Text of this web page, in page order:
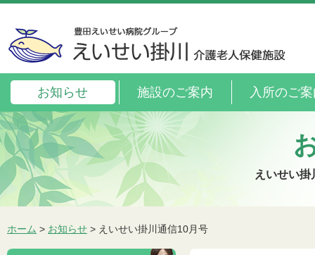
お知らせ 施設のご案内 入所のご
えいせい掛
ホーム > お知らせ > えいせい掛川通信10月号